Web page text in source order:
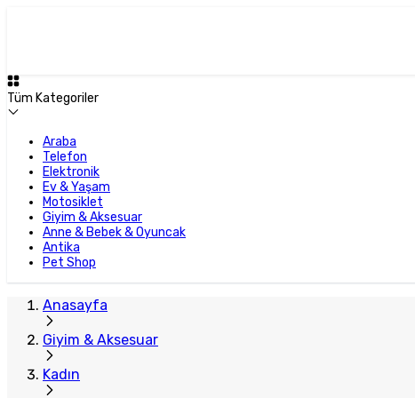
Tüm Kategoriler
Araba
Telefon
Elektronik
Ev & Yaşam
Motosiklet
Giyim & Aksesuar
Anne & Bebek & Oyuncak
Antika
Pet Shop
Anasayfa
Giyim & Aksesuar
Kadın